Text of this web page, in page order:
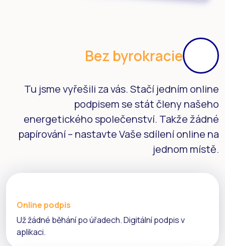
Bez byrokracie
Tu jsme vyřešili za vás. Stačí jedním online
podpisem se stát členy našeho
energetického společenství. Takže žádné
papírování – nastavte Vaše sdílení online na
jednom místě.
Online podpis
Už žádné běhání po úřadech. Digitální podpis v
aplikaci.